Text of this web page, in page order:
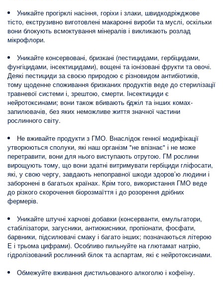
Уникайте прогірклі насіння, горіхи і злаки, швидкодріжджове
тісто, екструзивно виготовлені макаронні вироби та муслі, оскільки
вони блокують всмоктування мінералів і викликають розлад
мікрофлори.
Уникайте консервовані, бризкані (пестицидами, гербіцидами,
фунгіцидами, інсектицидами), вощені та іонізовані фрукти та овочі.
Деякі пестициди за своєю природою є різновидом антибіотиків,
тому щоденне споживання бризканих продуктів веде до стерилізації
травневої системи і, зрештою, смерти. Інсектициди є
нейротоксинами; вони також вбивають бджіл та інших комах-
запилювачів, без яких неможливе життя значної частини
рослинного світу.
Не вживайте продукти з ГМО. Внаслідок генної модифікації
утворюються сполуки, які наш організм "не впізнає" і не може
перетравити, вони для нього виступають отрутою. ГМ рослини
вирощують тому, що вони здатні витримувати гербіциди гліфосати,
які, у свою чергу, завдають непоправної шкоди здоров’ю людини і
заборонені в багатьох країнах. Крім того, використання ГМО веде
до різкого скорочення біорозмаїття і до розорення дрібних
фермерів.
Уникайте штучні харчові добавки (консерванти, емульгатори,
стабілізатори, загусники, антиокисники, пропіонати, фосфати,
барвники, підсилювачі смаку і багато інших; позначаються літерою
Е і трьома цифрами). Особливо пильнуйте на глютамат натрію,
гідролізований рослинний білок та аспартам, які є нейротоксинами.
Обмежуйте вживання дистильованого алкоголю і кофеїну.